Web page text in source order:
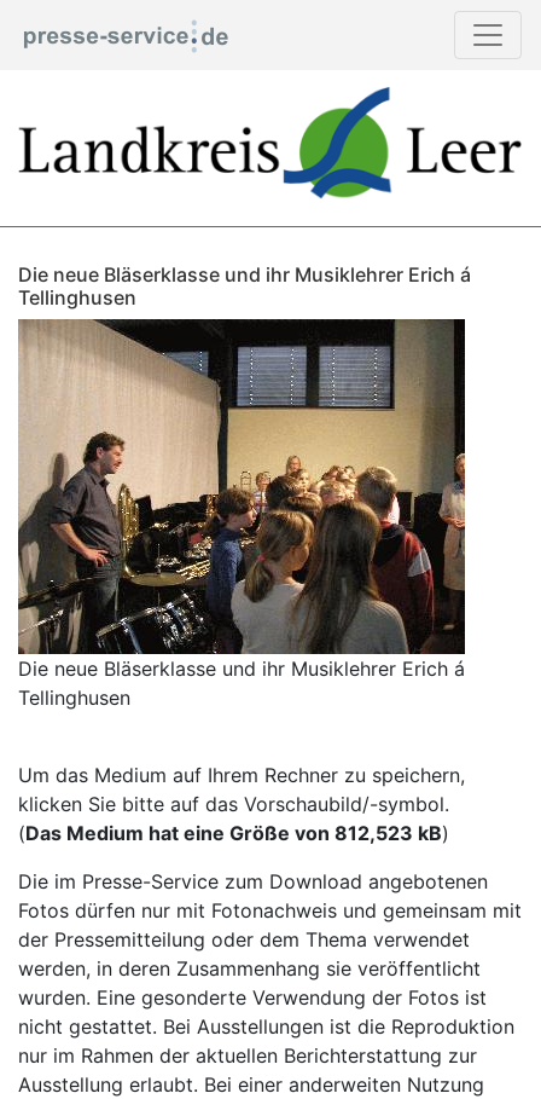
Die neue Bläserklasse und ihr Musiklehrer Erich á
Tellinghusen
Die neue Bläserklasse und ihr Musiklehrer Erich á
Tellinghusen
Um das Medium auf Ihrem Rechner zu speichern,
klicken Sie bitte auf das Vorschaubild/-symbol.
(Das Medium hat eine Größe von 812,523 kB)
Die im Presse-Service zum Download angebotenen
Fotos dürfen nur mit Fotonachweis und gemeinsam mit
der Pressemitteilung oder dem Thema verwendet
werden, in deren Zusammenhang sie veröffentlicht
wurden. Eine gesonderte Verwendung der Fotos ist
nicht gestattet. Bei Ausstellungen ist die Reproduktion
nur im Rahmen der aktuellen Berichterstattung zur
Ausstellung erlaubt. Bei einer anderweiten Nutzung